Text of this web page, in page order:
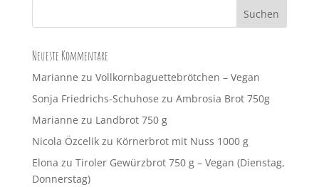
Neueste Kommentare
Marianne zu Vollkornbaguettebrötchen – Vegan
Sonja Friedrichs-Schuhose zu Ambrosia Brot 750g
Marianne zu Landbrot 750 g
Nicola Özcelikzu Körnerbrot mit Nuss 1000 g
Elona zu Tiroler Gewürzbrot 750 g – Vegan (Dienstag,
Donnerstag)